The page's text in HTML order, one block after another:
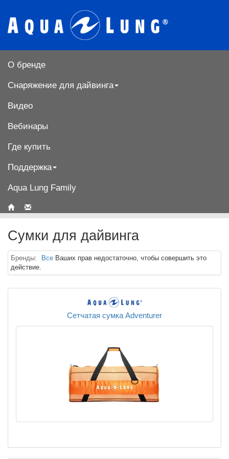
О бренде
Снаряжение для дайвинга
Видео
Вебинары
Где купить
Поддержка
Aqua Lung Family
Сумки для дайвинга
Бренды: Все Ваших прав недостаточно, чтобы совершить это
действие.
Сетчатая сумка Adventurer